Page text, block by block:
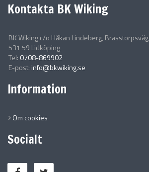
Kontakta BK Wiking
BK Wiking c/o Håkan Lindeberg,
531 59 Lidköping
Tel: 0708-869902
E-post:info@bkwiking.se
Information
Om cookies
Socialt